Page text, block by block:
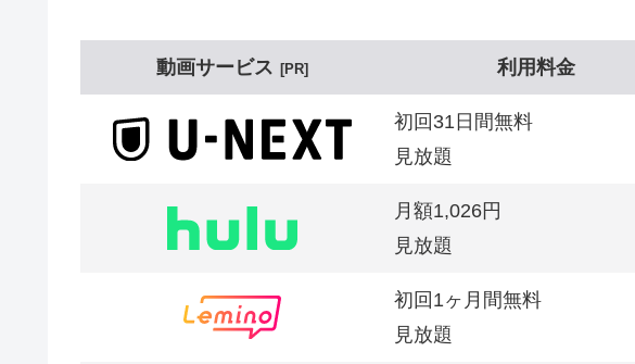
動画サービス PR 利用料金
初回31日間無料
見放題
月額1,026円
見放題
初回1ヶ月間無料
見放題